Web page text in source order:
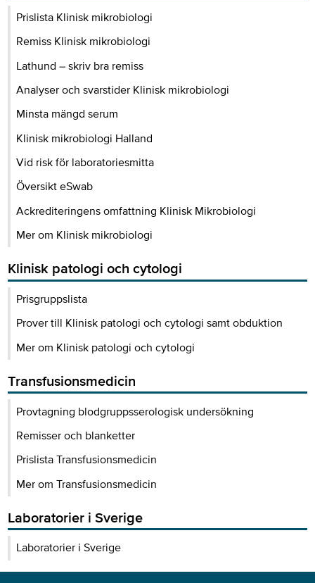
Prislista Klinisk mikrobiologi
Remiss Klinisk mikrobiologi
Lathund – skriv bra remiss
Analyser och svarstider Klinisk mikrobiologi
Minsta mängd serum
Klinisk mikrobiologi Halland
Vid risk för laboratoriesmitta
Översikt eSwab
Ackrediteringens omfattning Klinisk Mikrobiologi
Mer om Klinisk mikrobiologi
Klinisk patologi och cytologi
Prisgruppslista
Prover till Klinisk patologi och cytologi samt obduktion
Mer om Klinisk patologi och cytologi
Transfusionsmedicin
Provtagning blodgruppsserologisk undersökning
Remisser och blanketter
Prislista Transfusionsmedicin
Mer om Transfusionsmedicin
Laboratorier i Sverige
Laboratorier i Sverige